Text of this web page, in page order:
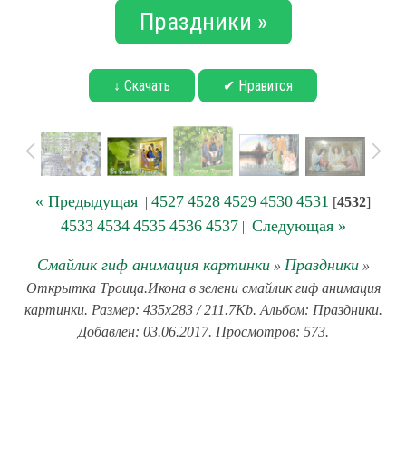
Праздники »
↓ Скачать ✔ Нравится
« Предыдущая | 4527 4528 4529 4530 4531 [4532]
4533 4534 4535 4536 4537| Следующая »
Смайлик гиф анимация картинки» Праздники»
Открытка Троица.Икона в зелени смайлик гиф анимация
картинки. Размер: 435x283 / 211.7Kb. Альбом: Праздники.
Добавлен: 03.06.2017. Просмотров: 573.